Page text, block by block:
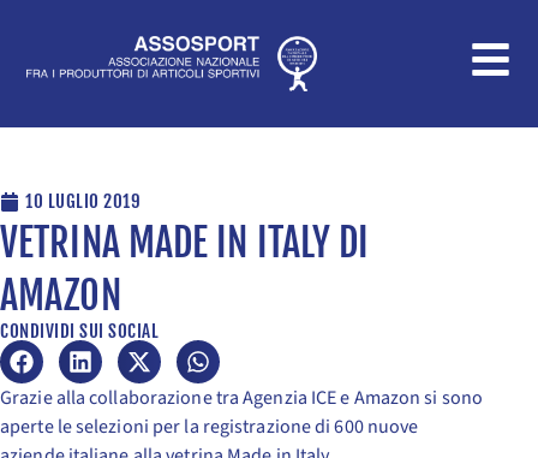
contenuto
10 LUGLIO 2019
VETRINA MADE IN ITALY DI
AMAZON
CONDIVIDI SUI SOCIAL
Grazie alla collaborazione tra Agenzia ICE e Amazon si sono
aperte le selezioni per la registrazione di 600 nuove